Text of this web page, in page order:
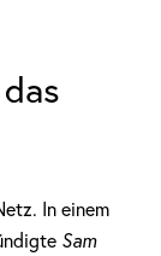
In einem
Sam